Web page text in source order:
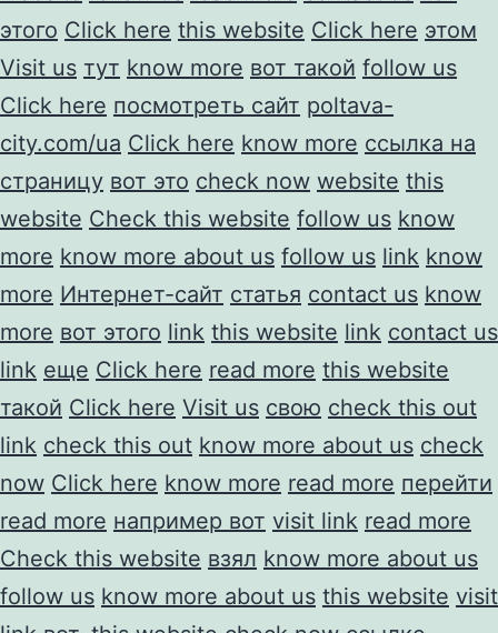
этого Click here this website Click here этом
Visit us тут know more вот такой follow us
Click here посмотреть сайт poltava-
city.com/ua Click here know more ссылка на
страницу вот это check now website this
website Check this website follow us know
more know more about us follow us link know
more Интернет-сайт статья contact us know
more вот этого link this website link contact us
link еще Click here read more this website
такой Click here Visit us свою check this out
link check this out know more about us check
now Click here know more read more перейти
read more например вот visit link read more
Check this website взял know more about us
follow us know more about us this website visit